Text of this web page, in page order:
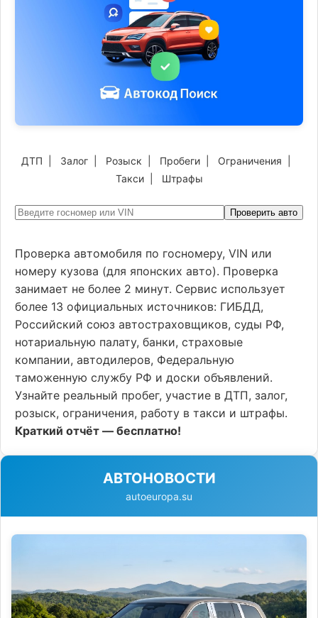
ДТП Залог Розыск Пробеги Ограничения
Такси| Штрафы
Проверить авто
Проверка автомобиля по госномеру, VIN или
номеру кузова (для японских авто). Проверка
занимает не более 2 минут. Сервис использует
более 13 официальных источников: ГИБДД,
Российский союз автостраховщиков, суды РФ,
нотариальную палату, банки, страховые
компании, автодилеров, Федеральную
таможенную службу РФ и доски объявлений.
Узнайте реальный пробег, участие в ДТП, залог,
розыск, ограничения, работу в такси и штрафы.
Краткий отчёт — бесплатно!
АВТОНОВОСТИ
autoeuropa.su